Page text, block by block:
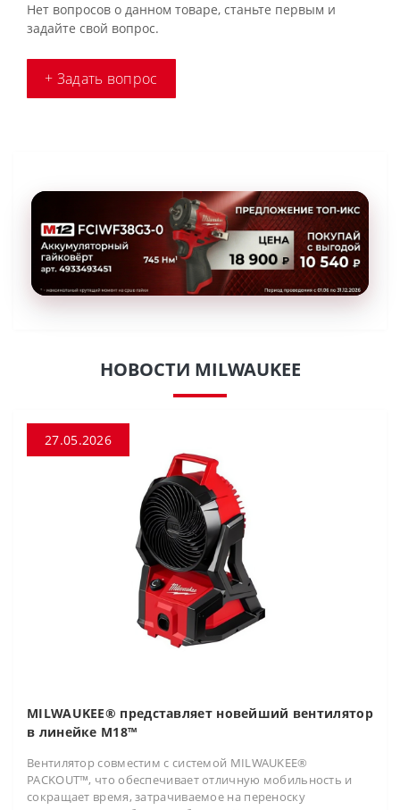
Нет вопросов о данном товаре, станьте первым и
задайте свой вопрос.
+ Задать вопрос
НОВОСТИ MILWAUKEE
27.05.2026
MILWAUKEE® представляет новейший вентилятор
в линейке M18™
Вентилятор совместим с системой MILWAUKEE®
PACKOUT™, что обеспечивает отличную мобильность и
сокращает время, затрачиваемое на переноску